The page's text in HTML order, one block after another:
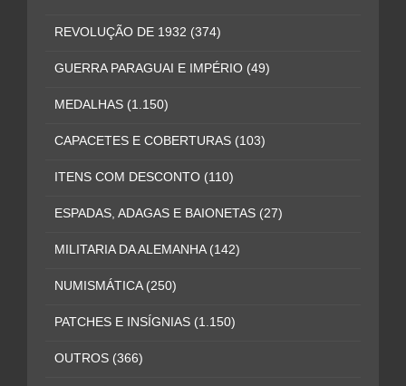
REVOLUÇÃO DE 1932 (374)
GUERRA PARAGUAI E IMPÉRIO (49)
MEDALHAS (1.150)
CAPACETES E COBERTURAS (103)
ITENS COM DESCONTO (110)
ESPADAS, ADAGAS E BAIONETAS (27)
MILITARIA DA ALEMANHA (142)
NUMISMÁTICA (250)
PATCHES E INSÍGNIAS (1.150)
OUTROS (366)